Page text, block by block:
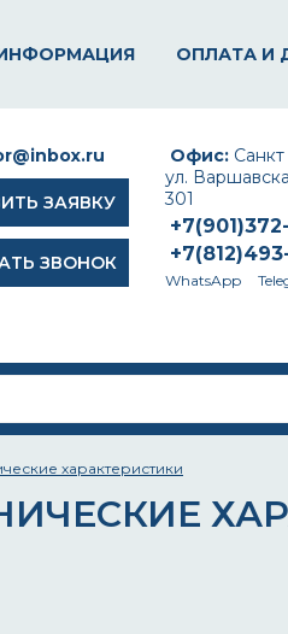
ОПЛАТА И
Офис:
ул.
301
WhatsApp
ЗАЯВКУ
ЗВОНОК
характеристики